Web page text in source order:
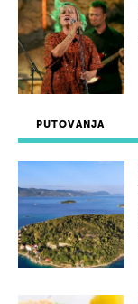
PUTOVANJA